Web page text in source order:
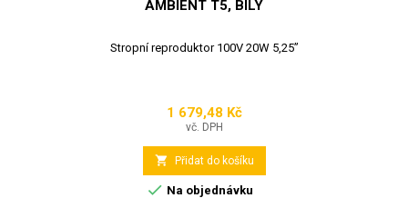
AMBIENT T5, BÍLÝ
Stropní reproduktor 100V 20W 5,25”
Cena
1 679,48 Kč
vč. DPH
 Přidat do košíku
 Na objednávku